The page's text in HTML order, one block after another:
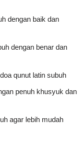
dengan baik dan
dengan benar dan
qunut latin subuh
penuh khusyuk dan
agar lebih mudah